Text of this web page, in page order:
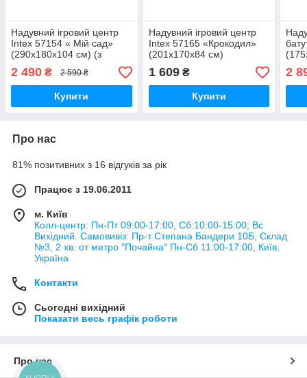
Надувний ігровий центр
Intex 57154 « Мій сад»
(290х180х104 см) (з
надувними іграшками,
фонтаном і гіркою)
2 490 ₴ 2 590 ₴
Купити
Надувний ігровий центр
Intex 57165 «Крокодил»
(201х170х84 см)
1 609₴
Купити
O-
2
Про нас
81% позитивних з 16 відгуків за рік
Працює з 19.06.2011
м. Київ
Колл-центр: Пн-Пт 09:00-17:00, Сб:10:00-15:00; Вс
Вихідний. Самовивіз: Пр-т Степана Бандери 10Б, Склад
№3, 2 хв. от метро "Почайна" Пн-Cб 11:00-17:00, Київ,
Україна
Контакти
Сьогодні вихідний
Показати весь графік роботи
Про нас